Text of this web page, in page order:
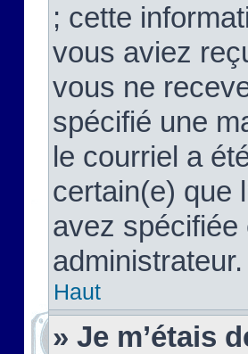
; cette
vous aviez
vous ne
spécifié une
le courriel a
certain(e) que
avez
administrateur.
Haut
» Je m’étais